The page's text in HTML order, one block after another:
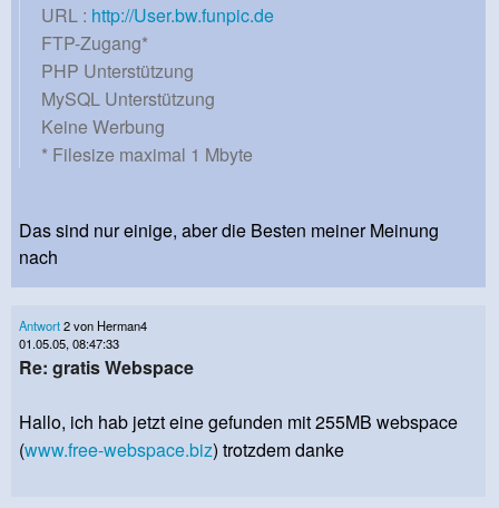
URL : http://User.bw.funpic.de
FTP-Zugang*
PHP Unterstützung
MySQL Unterstützung
Keine Werbung
* Filesize maximal 1 Mbyte
Das sind nur einige, aber die Besten meiner Meinung
nach
Antwort2 von Herman4
01.05.05, 08:47:33
Re: gratis Webspace
Hallo, ich hab jetzt eine gefunden mit 255MB webspace
(www.free-webspace.biz) trotzdem danke